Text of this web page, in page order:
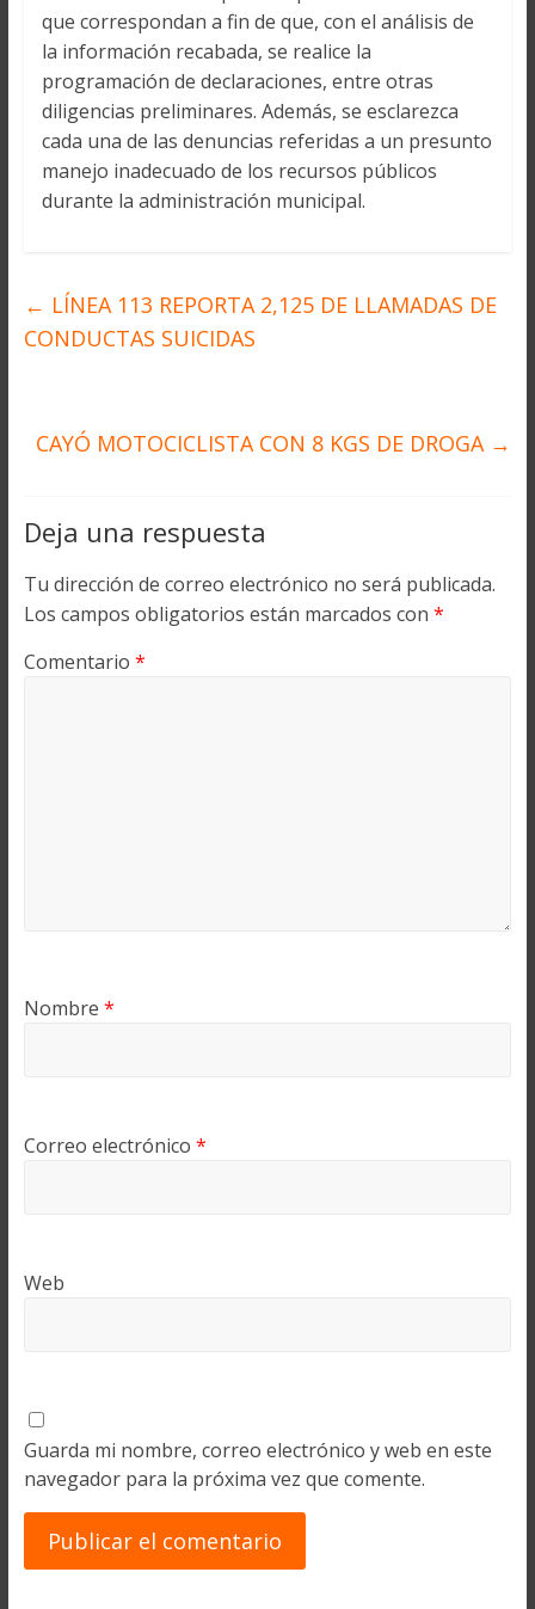
que correspondan a fin de que, con el análisis de
la información recabada, se realice la
programación de declaraciones, entre otras
diligencias preliminares. Además, se esclarezca
cada una de las denuncias referidas a un presunto
manejo inadecuado de los recursos públicos
durante la administración municipal.
← LÍNEA 113 REPORTA 2,125 DE LLAMADAS DE
CONDUCTAS SUICIDAS
CAYÓ MOTOCICLISTA CON 8 KGS DE DROGA →
Deja una respuesta
Tu dirección de correo electrónico no será publicada.
Los campos obligatorios están marcados con *
Comentario *
Nombre *
Correo electrónico *
Web
Guarda mi nombre, correo electrónico y web en este
navegador para la próxima vez que comente.